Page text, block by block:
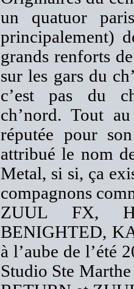
un quatuor
principalement)
grands renforts
sur les gars du
c’est pas du
ch’nord. Tout
réputée pour
attribué le nom
Metal, si si, ça
compagnons
ZUUL FX,
BENIGHTED,
à l’aube de l’été
Studio Ste